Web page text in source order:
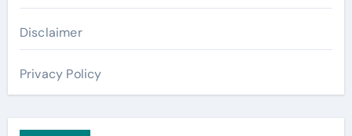
Disclaimer
Privacy Policy